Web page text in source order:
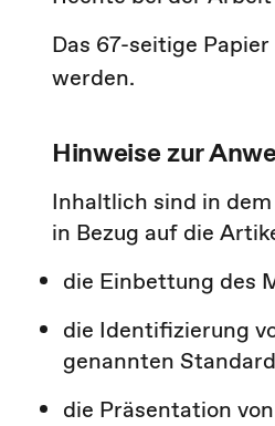
Das 67-seitige
werden.
Hinweise zur
Inhaltlich sind in
in Bezug auf die
die Einbettung des
die Identifizierung
genannten
die Präsentation